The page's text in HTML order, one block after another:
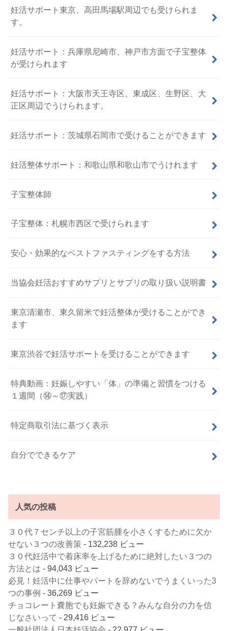
妊活サポート東京、高田馬場駅周辺でも受けられま
す。
妊活サポート：兵庫県尼崎市、神戸市方面で子宝整体
が受けられます
妊活サポート：大阪市天王寺区、東成区、生野区、大
正区周辺でうけられます。
妊活サポート：茨城県石岡市で受けることができます
妊活整体サポート：和歌山県和歌山市でうけれます
子宝整体師
子宝整体：札幌市西区で受けられます
安心・効果的なベストファスティングをする方法
当協会妊活おすすめサプリとサプリの取り扱い説明書
東京清瀬市、東久留米で妊活整体が受けることができ
ます
東京渋谷で妊活サポートを受けることができます
特典動画：妊娠しやすい「体」の準備と習慣をつける
１週間（⑭～⑰実践）
特定商取引法に基づく表示
自分でできるケア
人気の投稿
３０代７センチ以上の子宮筋腫を小さくするために欠か
せない３つの改善策 - 132,238 ビュー
３０代妊活中で着床率を上げるために絶対したい３つの
方法とは - 94,043 ビュー
必見！妊活中に仕事やパートを辞めないでうまくいった3
つの事例 - 36,269 ビュー
チョコレート嚢胞でも妊娠できる？みんな自分の力を信
じなさいって - 29,416 ビュー